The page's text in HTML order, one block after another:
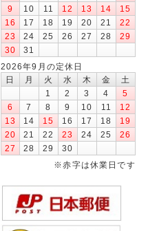
9
10 11 12 13 14
15
16
17 18 19 20 21
22
23
24 25 26 27 28
29
30
31
2026年9月の定休日
日
月 火 水 木 金
土
1
2 3 4
5
6
7 8 9 10 11
12
13
14 15 16 17 18
19
20
21 22 23 24 25
26
27
28 29
30
※赤字は休業日です